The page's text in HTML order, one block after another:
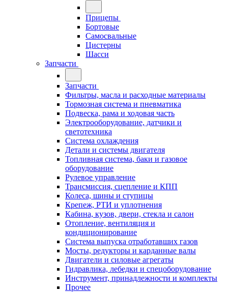
Прицепы
Бортовые
Самосвальные
Цистерны
Шасси
Запчасти
Запчасти
Фильтры, масла и расходные материалы
Тормозная система и пневматика
Подвеска, рама и ходовая часть
Электрооборудование, датчики и
светотехника
Система охлаждения
Детали и системы двигателя
Топливная система, баки и газовое
оборудование
Рулевое управление
Трансмиссия, сцепление и КПП
Колеса, шины и ступицы
Крепеж, РТИ и уплотнения
Кабина, кузов, двери, стекла и салон
Отопление, вентиляция и
кондиционирование
Система выпуска отработавших газов
Мосты, редукторы и карданные валы
Двигатели и силовые агрегаты
Гидравлика, лебедки и спецоборудование
Инструмент, принадлежности и комплекты
Прочее